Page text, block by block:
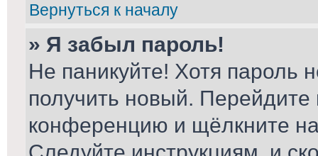
Вернуться к началу
» Я забыл пароль!
Не паникуйте! Хотя пароль
получить новый. Перейдите
конференцию и щёлкните